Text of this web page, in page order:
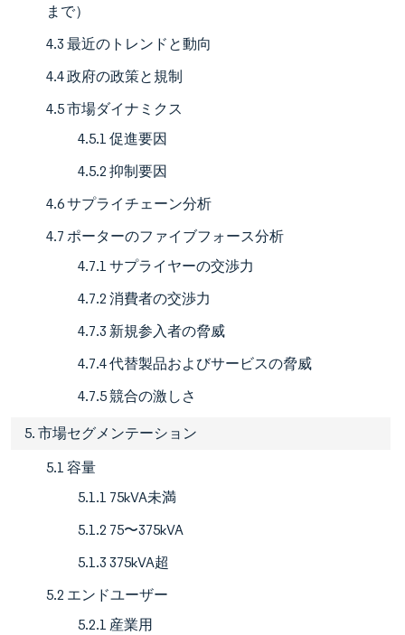
まで）
4.3 最近のトレンドと動向
4.4 政府の政策と規制
4.5 市場ダイナミクス
4.5.1 促進要因
4.5.2 抑制要因
4.6 サプライチェーン分析
4.7 ポーターのファイブフォース分析
4.7.1 サプライヤーの交渉力
4.7.2 消費者の交渉力
4.7.3 新規参入者の脅威
4.7.4 代替製品およびサービスの脅威
4.7.5 競合の激しさ
5. 市場セグメンテーション
5.1 容量
5.1.1 75kVA未満
5.1.2 75〜375kVA
5.1.3 375kVA超
5.2 エンドユーザー
5.2.1 産業用